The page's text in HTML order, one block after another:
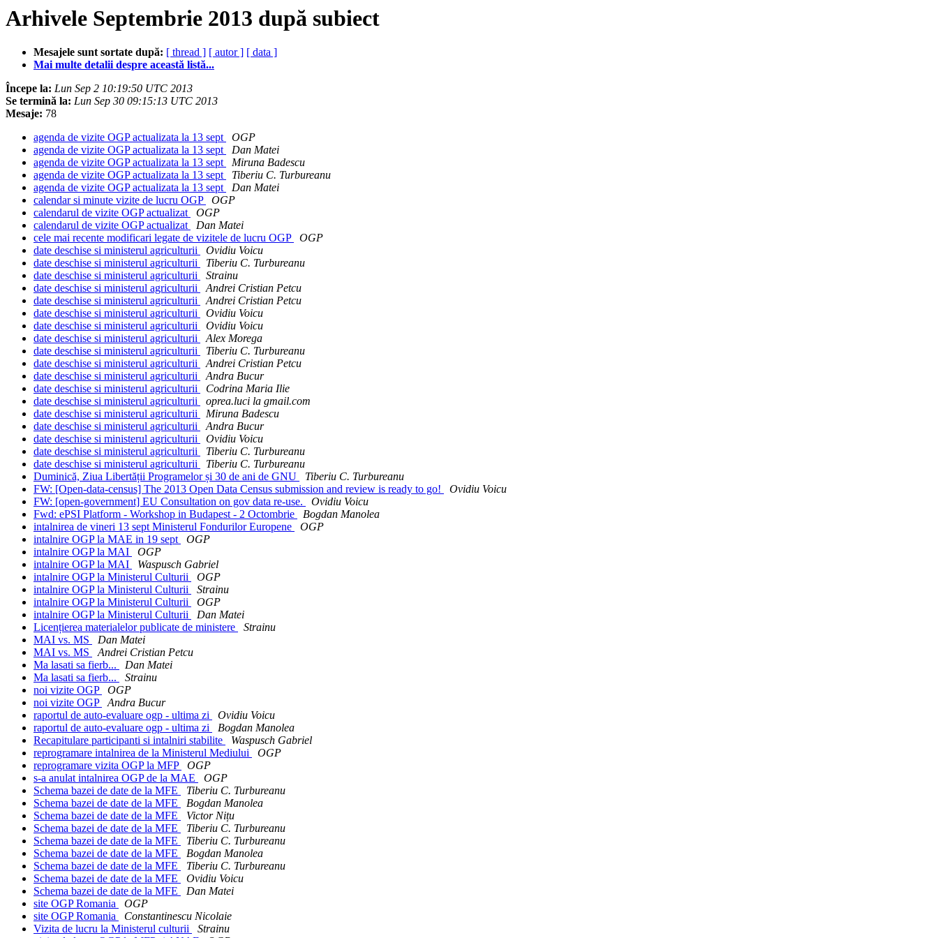
Arhivele Septembrie 2013 după subiect
Mesajele sunt sortate după: [ thread ] [ autor ] [ data ]
Mai multe detalii despre această listă...
Începe la: Lun Sep 2 10:19:50 UTC 2013
Se termină la: Lun Sep 30 09:15:13 UTC 2013
Mesaje: 78
agenda de vizite OGP actualizata la 13 sept
OGP
agenda de vizite OGP actualizata la 13 sept
Dan Matei
agenda de vizite OGP actualizata la 13 sept
Miruna Badescu
agenda de vizite OGP actualizata la 13 sept
Tiberiu C. Turbureanu
agenda de vizite OGP actualizata la 13 sept
Dan Matei
calendar si minute vizite de lucru OGP
OGP
calendarul de vizite OGP actualizat
OGP
calendarul de vizite OGP actualizat
Dan Matei
cele mai recente modificari legate de vizitele de lucru OGP
OGP
date deschise si ministerul agriculturii
Ovidiu Voicu
date deschise si ministerul agriculturii
Tiberiu C. Turbureanu
date deschise si ministerul agriculturii
Strainu
date deschise si ministerul agriculturii
Andrei Cristian Petcu
date deschise si ministerul agriculturii
Andrei Cristian Petcu
date deschise si ministerul agriculturii
Ovidiu Voicu
date deschise si ministerul agriculturii
Ovidiu Voicu
date deschise si ministerul agriculturii
Alex Morega
date deschise si ministerul agriculturii
Tiberiu C. Turbureanu
date deschise si ministerul agriculturii
Andrei Cristian Petcu
date deschise si ministerul agriculturii
Andra Bucur
date deschise si ministerul agriculturii
Codrina Maria Ilie
date deschise si ministerul agriculturii
oprea.luci la gmail.com
date deschise si ministerul agriculturii
Miruna Badescu
date deschise si ministerul agriculturii
Andra Bucur
date deschise si ministerul agriculturii
Ovidiu Voicu
date deschise si ministerul agriculturii
Tiberiu C. Turbureanu
date deschise si ministerul agriculturii
Tiberiu C. Turbureanu
Duminică, Ziua Libertății Programelor și 30 de ani de GNU
Tiberiu C. Turbureanu
FW: [Open-data-census] The 2013 Open Data Census submission and review is ready to go!
Ovidiu Voicu
FW: [open-government] EU Consultation on gov data re-use.
Ovidiu Voicu
Fwd: ePSI Platform - Workshop in Budapest - 2 Octombrie
Bogdan Manolea
intalnirea de vineri 13 sept Ministerul Fondurilor Europene
OGP
intalnire OGP la MAE in 19 sept
OGP
intalnire OGP la MAI
OGP
intalnire OGP la MAI
Waspusch Gabriel
intalnire OGP la Ministerul Culturii
OGP
intalnire OGP la Ministerul Culturii
Strainu
intalnire OGP la Ministerul Culturii
OGP
intalnire OGP la Ministerul Culturii
Dan Matei
Licențierea materialelor publicate de ministere
Strainu
MAI vs. MS
Dan Matei
MAI vs. MS
Andrei Cristian Petcu
Ma lasati sa fierb...
Dan Matei
Ma lasati sa fierb...
Strainu
noi vizite OGP
OGP
noi vizite OGP
Andra Bucur
raportul de auto-evaluare ogp - ultima zi
Ovidiu Voicu
raportul de auto-evaluare ogp - ultima zi
Bogdan Manolea
Recapitulare participanti si intalniri stabilite
Waspusch Gabriel
reprogramare intalnirea de la Ministerul Mediului
OGP
reprogramare vizita OGP la MFP
OGP
s-a anulat intalnirea OGP de la MAE
OGP
Schema bazei de date de la MFE
Tiberiu C. Turbureanu
Schema bazei de date de la MFE
Bogdan Manolea
Schema bazei de date de la MFE
Victor Nițu
Schema bazei de date de la MFE
Tiberiu C. Turbureanu
Schema bazei de date de la MFE
Tiberiu C. Turbureanu
Schema bazei de date de la MFE
Bogdan Manolea
Schema bazei de date de la MFE
Tiberiu C. Turbureanu
Schema bazei de date de la MFE
Ovidiu Voicu
Schema bazei de date de la MFE
Dan Matei
site OGP Romania
OGP
site OGP Romania
Constantinescu Nicolaie
Vizita de lucru la Ministerul culturii
Strainu